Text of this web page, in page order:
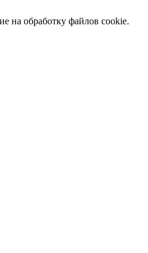
на обработку файлов cookie.